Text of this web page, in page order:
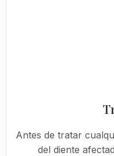
Antes de tratar
del diente